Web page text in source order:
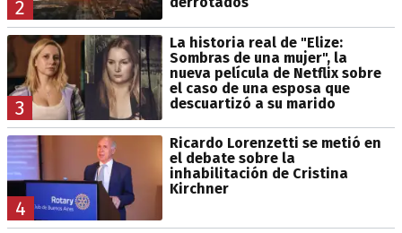
2
3
La historia real de "Elize:
Sombras de una mujer", la
nueva película de Netflix sobre
el caso de una esposa que
descuartizó a su marido
4
Ricardo Lorenzetti se metió en
el debate sobre la
inhabilitación de Cristina
Kirchner